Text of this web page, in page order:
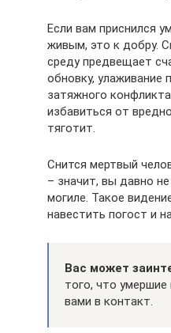
Если вам приснился
живым, это к добру.
среду предвещает
обновку, улаживание
затяжного
избавиться от
тяготит.
Снится мертвый
– значит, вы давно
могиле. Такое
навестить погост и
Вас может
того, что
вами в контакт.